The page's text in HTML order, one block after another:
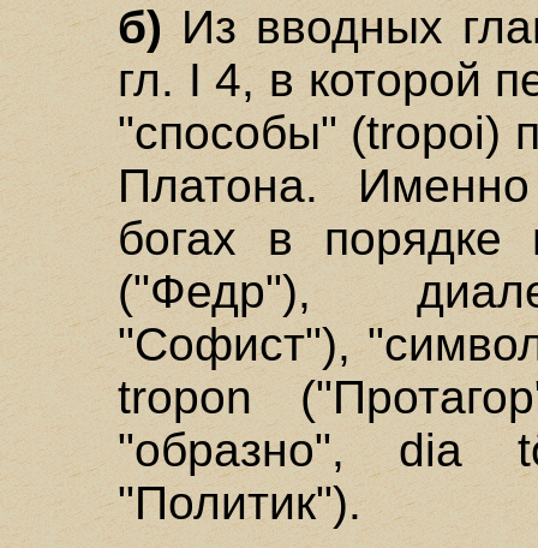
б)Из вводных
гл. I 4, в которой
"способы" (tropoi)
Платона.
богах в порядке
("Федр"),
"Софист"),
tropon
"образно", dia
"Политик").